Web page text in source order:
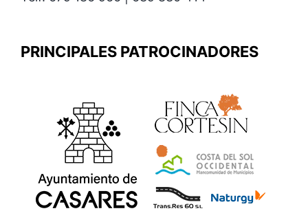
PRINCIPALES PATROCINADORES